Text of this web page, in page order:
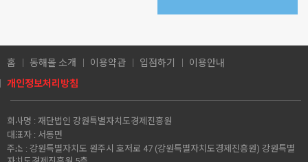
홈 동해몰 소개 이용약관 입점하기
이용안내
개인정보처리방침
회사명 : 재단법인 강원특별자치도경제진흥원
대표자 : 서동면
주소 : 강원특별자치도 원주시 호저로 47 (강원특별자치도경제진흥원) 강원특별